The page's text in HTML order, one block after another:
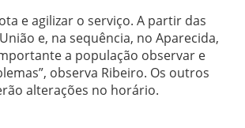
e agilizar o serviço. A partir das
e, na sequência, no Aparecida,
a população observar e
observa Ribeiro. Os outros
alterações no horário.